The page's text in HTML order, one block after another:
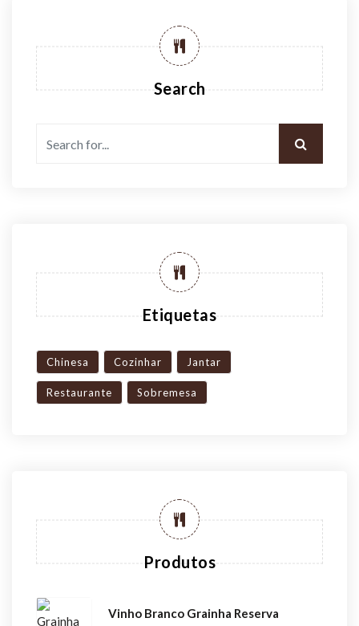
Search
Etiquetas
Chinesa Cozinhar Jantar
Restaurante Sobremesa
Produtos
Vinho Branco Grainha Reserva